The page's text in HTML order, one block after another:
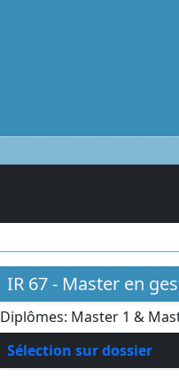
IR 67 - Master en
Diplômes: Master 1 &
Sélection sur dossier